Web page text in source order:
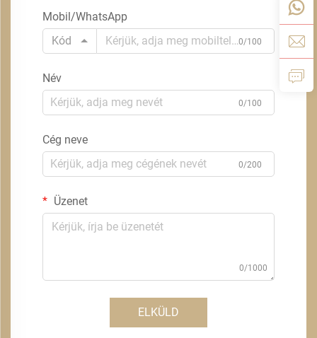
Mobil/WhatsApp
Kód
0/100
Név
0/100
Cég neve
0/200
Üzenet
0/1000
ELKÜLD